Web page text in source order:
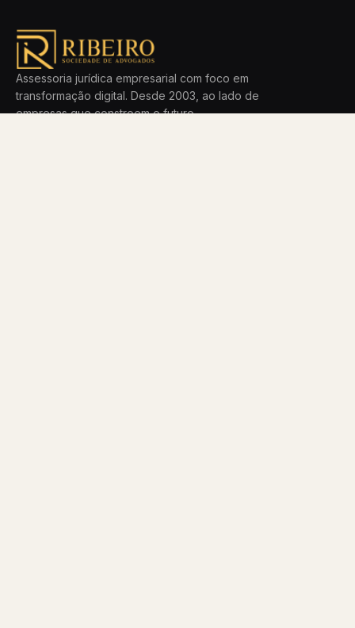
Assessoria jurídica empresarial com foco em
transformação digital. Desde 2003, ao lado de
empresas que constroem o futuro.